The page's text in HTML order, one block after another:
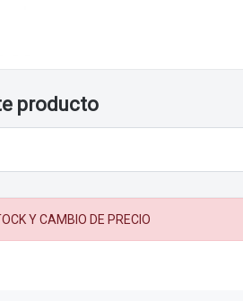
producto
Y CAMBIO DE PRECIO